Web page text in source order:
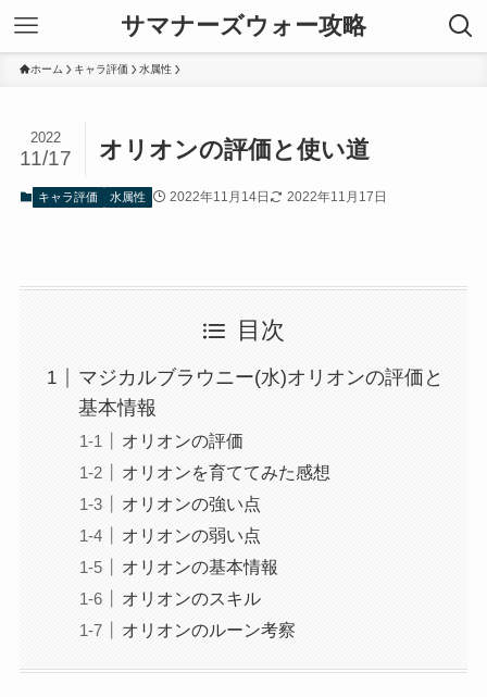
サマナーズウォー攻略
ホーム キャラ評価 水属性
オリオンの評価と使い道
2022
11/17
キャラ評価 水属性 2022年11月14日 2022年11月17日
目次
マジカルブラウニー(水)オリオンの評価と
基本情報
オリオンの評価
オリオンを育ててみた感想
オリオンの強い点
オリオンの弱い点
オリオンの基本情報
オリオンのスキル
オリオンのルーン考察